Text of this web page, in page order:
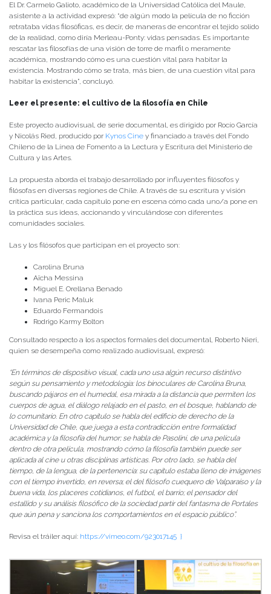
El Dr. Carmelo Galioto, académico de la Universidad Católica del Maule,
asistente a la actividad expresó: “de algún modo la película de no ficción
retrataba vidas filosóficas, es decir, de maneras de encontrar el tejido solido
de la realidad, como diría Merleau-Ponty: vidas pensadas. Es importante
rescatar las filosofías de una visión de torre de marfil o meramente
académica, mostrando cómo es una cuestión vital para habitar la
existencia. Mostrando cómo se trata, más bien, de una cuestión vital para
habitar la existencia”, concluyó.
Leer el presente: el cultivo de la filosofía en Chile
Este proyecto audiovisual, de serie documental, es dirigido por Rocío García
y Nicolás Ried, producido por Kynos Cine y financiado a través del Fondo
Chileno de la Línea de Fomento a la Lectura y Escritura del Ministerio de
Cultura y las Artes.
La propuesta aborda el trabajo desarrollado por influyentes filósofos y
filósofas en diversas regiones de Chile. A través de su escritura y visión
crítica particular, cada capítulo pone en escena cómo cada uno/a pone en
la práctica sus ideas, accionando y vinculándose con diferentes
comunidades sociales.
Las y los filósofos que participan en el proyecto son:
Carolina Bruna
Aïcha Messina
Miguel E. Orellana Benado
Ivana Peric Maluk
Eduardo Fermandois
Rodrigo Karmy Bolton
Consultado respecto a los aspectos formales del documental, Roberto Nieri,
quien se desempeña como realizado audiovisual, expresó:
“En términos de dispositivo visual, cada uno usa algún recurso distintivo
según su pensamiento y metodología: los binoculares de Carolina Bruna,
buscando pájaros en el humedal, esa mirada a la distancia que permiten los
cuerpos de agua, el diálogo relajado en el pasto, en el bosque, hablando de
lo comunitario. En otro capítulo se habla del edificio de derecho de la
Universidad de Chile, que juega a esta contradicción entre formalidad
académica y la filosofía del humor; se habla de Pasolini, de una película
dentro de otra película, mostrando cómo la filosofía también puede ser
aplicada al cine u otras disciplinas artísticas. Por otro lado, se habla del
tiempo, de la lengua, de la pertenencia: su capítulo estaba lleno de imágenes
con el tiempo invertido, en reversa; el del filósofo cuequero de Valparaíso y la
buena vida, los placeres cotidianos, el futbol, el barrio; el pensador del
estallido y su análisis filosófico de la sociedad partir del fantasma de Portales
que aún pena y sanciona los comportamientos en el espacio público”.
Revisa el tráiler aquí: https://vimeo.com/923017145 }